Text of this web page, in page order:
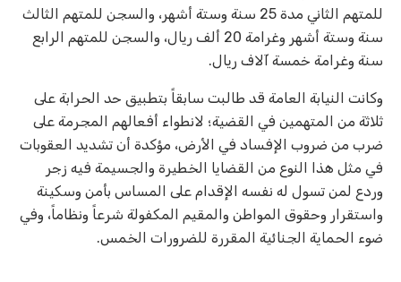
للمتهم الثاني مدة 25 سنة وستة أشهر، والسجن للمتهم الثالث
سنة وستة أشهر وغرامة 20 ألف ريال، والسجن للمتهم الرابع
سنة وغرامة خمسة آلاف ريال.
وكانت النيابة العامة قد طالبت سابقاً بتطبيق حد الحرابة على
ثلاثة من المتهمين في القضية؛ لانطواء أفعالهم المجرمة على
ضرب من ضروب الإفساد في الأرض، مؤكدة أن تشديد العقوبات
في مثل هذا النوع من القضايا الخطيرة والجسيمة فيه زجر
وردع لمن تسول له نفسه الإقدام على المساس بأمن وسكينة
واستقرار وحقوق المواطن والمقيم المكفولة شرعاً ونظاماً، وفي
ضوء الحماية الجنائية المقررة للضرورات الخمس.